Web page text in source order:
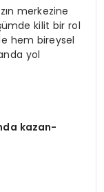
merkezine
kilit bir rol
hem bireysel
yol
kazan-